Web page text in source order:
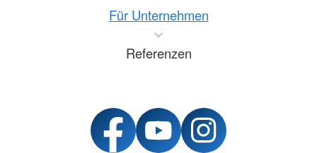
Für Unternehmen
Referenzen